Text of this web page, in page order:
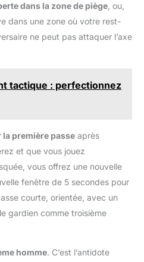
dans la zone de piège , ou,
dans une zone où votre rest-
ne peut pas attaquer l’axe
tactique : perfectionnez
première passe après
et que vous jouez
vous offrez une nouvelle
fenêtre de 5 secondes pour
courte, orientée, avec un
gardien comme troisième
homme. C’est l’antidote